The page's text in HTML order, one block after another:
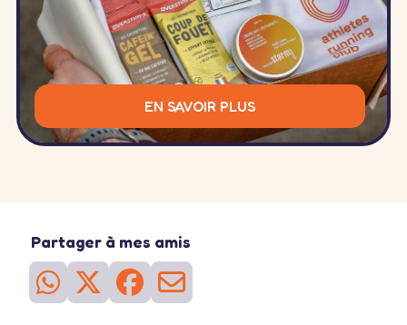
EN SAVOIR PLUS
Partager à mes amis